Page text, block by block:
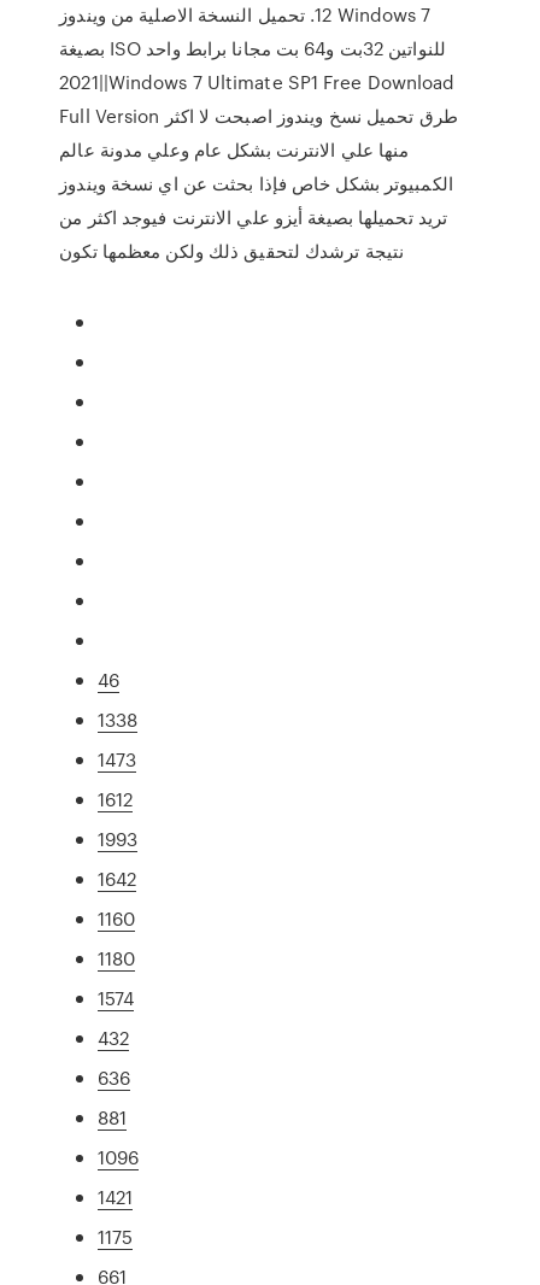
12. تحميل النسخة الاصلية من ويندوز Windows 7
بصيغة ISO للنواتين 32بت و64 بت مجانا برابط واحد
2021||Windows 7 Ultimate SP1 Free Download
Full Version طرق تحميل نسخ ويندوز اصبحت لا اكثر
منها علي الانترنت بشكل عام وعلي مدونة عالم
الكمبيوتر بشكل خاص فإذا بحثت عن اي نسخة ويندوز
تريد تحميلها بصيغة أيزو علي الانترنت فيوجد اكثر من
نتيجة ترشدك لتحقيق ذلك ولكن معظمها تكون
46
1338
1473
1612
1993
1642
1160
1180
1574
432
636
881
1096
1421
1175
661